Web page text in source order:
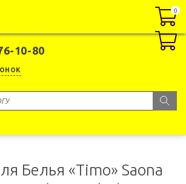
10-80
0
0
Белья «Timo» Saona